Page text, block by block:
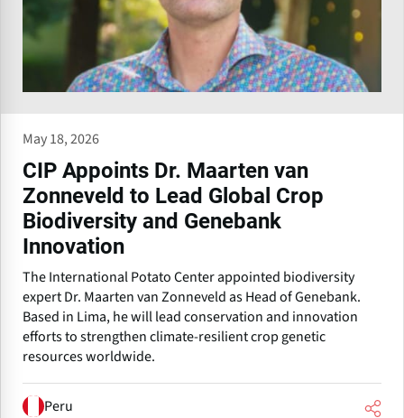
May 18, 2026
CIP Appoints Dr. Maarten van
Zonneveld to Lead Global Crop
Biodiversity and Genebank
Innovation
The International Potato Center appointed biodiversity
expert Dr. Maarten van Zonneveld as Head of Genebank.
Based in Lima, he will lead conservation and innovation
efforts to strengthen climate-resilient crop genetic
resources worldwide.
Peru